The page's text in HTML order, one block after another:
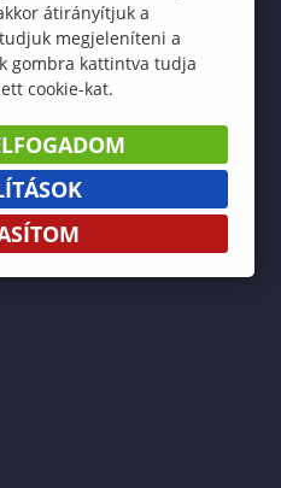
átirányítjuk a
megjeleníteni a
gombra kattintva tudja
cookie-kat.